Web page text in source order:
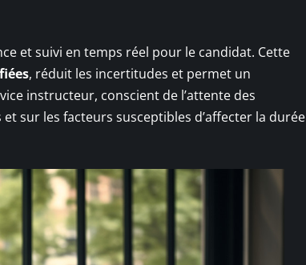
et suivi en temps réel pour le candidat. Cette
, réduit les incertitudes et permet un
instructeur, conscient de l’attente des
sur les facteurs susceptibles d’affecter la durée